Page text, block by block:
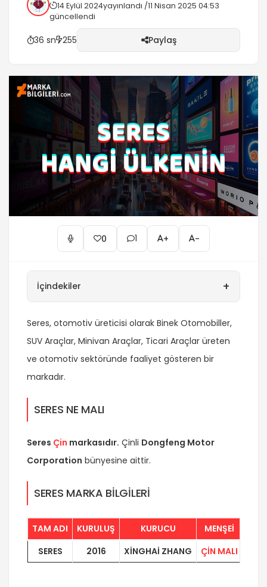
14 Eylül 2024yayınlandı /11 Nisan 2025 04:53
güncellendi
36 sn 255 Paylaş
0 1 + -
İçindekiler +
Seres, otomotiv üreticisi olarak Binek Otomobiller,
SUV Araçlar, Minivan Araçlar, Ticari Araçlar üreten
ve otomotiv sektöründe faaliyet gösteren bir
markadır.
SERES NE MALI
Seres Çin markasıdır. Çinli Dongfeng Motor
Corporation bünyesine aittir.
SERES MARKA BİLGİLERİ
TAM ADI KURULUŞ KURUCU
MENŞEİ
SERES
2016 XİNGHAİ ZHANG ÇİN MALI